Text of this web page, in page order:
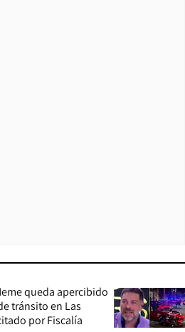
queda apercibido
tránsito en Las
por Fiscalía